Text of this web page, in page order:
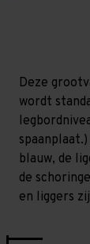
Deze
wordt
blauw, de
de
en liggers